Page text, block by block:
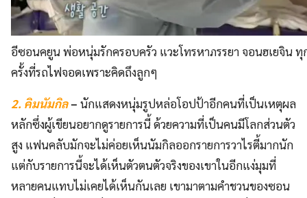
อีซอนคยูน พ่อหนุ่มรักครอบครัว แวะโทรหาภรรยา จอนฮเยจิน ทุ
ครั้งที่รถไฟจอดเพราะคิดถึงลูกๆ
2. คิมนัมกิล– นักแสดงหนุ่มรูปหล่อโอปป้าอีกคนที่เป็นเหตุผล
หลักซึ่งผู้เขียนอยากดูรายการนี้ ด้วยความที่เป็นคนมีโลกส่วนตัว
สูง แฟนคลับมักจะไม่ค่อยเห็นนัมกิลออกรายการวาไรตี้มากนัก
แต่กับรายการนี้จะได้เห็นตัวตนตัวจริงของเขาในอีกแง่มุมที่
หลายคนแทบไม่เคยได้เห็นกันเลย เขามาตามคำชวนของซอน